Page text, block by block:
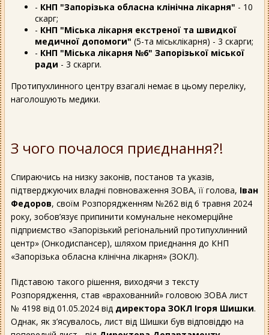
- КНП "Запорізька обласна клінічна лікарня" - 10
скарг;
- КНП "Міська лікарня екстреної та швидкої
медичної допомоги" (5-та міськлікарня) - 3 скарги;
- КНП "Міська лікарня №6" Запорізької міської
ради - 3 скарги.
Протипухлинного центру взагалі немає в цьому переліку,
наголошують медики.
З чого почалося приєднання?!
Спираючись на низку законів, постанов та указів,
підтверджуючих владні повноваження ЗОВА, її голова, Іван
Федоров, своїм Розпорядженням №262 від 6 травня 2024
року, зобов’язує припинити комунальне некомерційне
підприємство «Запорізький регіональний протипухлинний
центр» (Онкодиспансер), шляхом приєднання до КНП
«Запорізька обласна клінічна лікарня» (ЗОКЛ).
Підставою такого рішення, виходячи з тексту
Розпорядження, став «врахованний» головою ЗОВА лист
№ 4198 від 01.05.2024 від директора ЗОКЛ Ігоря Шишки.
Однак, як з’ясувалось, лист від Шишки був відповіддю на